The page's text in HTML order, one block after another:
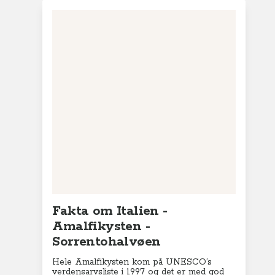
Fakta om Italien -
Amalfikysten -
Sorrentohalvøen
Hele Amalfikysten kom på UNESCO’s
verdensarvsliste i 1997 og det er med god